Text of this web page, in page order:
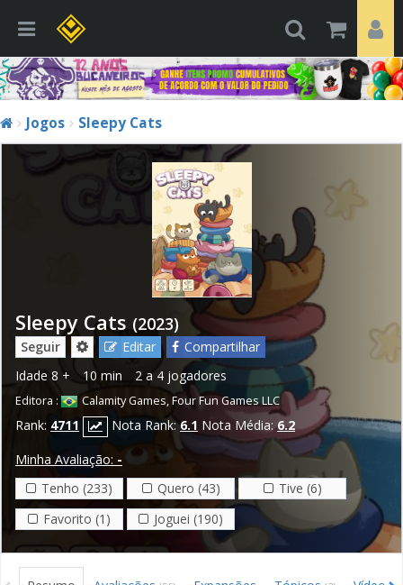
Jogos Sleepy Cats
Sleepy Cats (2023)
Seguir Editar
Compartilhar
Idade 8 + 10 min 2 a 4 jogadores
Editora : Calamity Games,Four Fun Games LLC
Rank: 4711 Nota Rank:6.1 Nota Média:6.2
Minha Avaliação: -
Tenho (233)
Quero (43)
Tive (6)
Favorito (1)
Joguei (190)